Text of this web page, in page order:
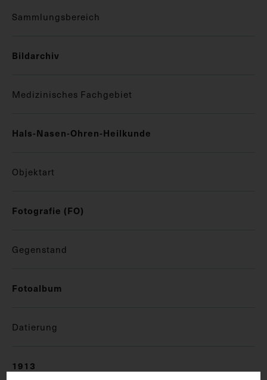
Sammlungsbereich
Bildarchiv
Medizinisches Fachgebiet
Hals-Nasen-Ohren-Heilkunde
Objektart
Fotografie (FO)
Gegenstand
Fotoalbum
Datierung
1913